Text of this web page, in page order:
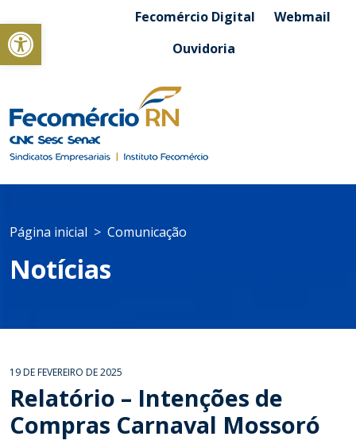
Abrir a barra de ferramentasFecomércio Digital
Webmail
Ouvidoria
Página inicial Comunicação
Notícias
19 DE FEVEREIRO DE 2025
Relatório – Intenções de
Compras Carnaval Mossoró